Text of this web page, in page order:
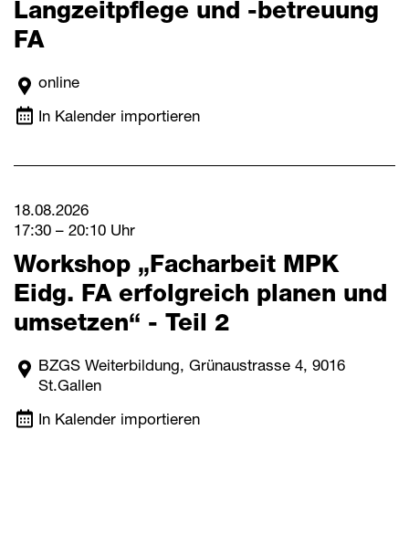
Langzeitpflege und -betreuung
FA
online
In Kalender importieren
18.08.2026
17:30 – 20:10 Uhr
Workshop „Facharbeit MPK
Eidg. FA erfolgreich planen und
umsetzen“ - Teil 2
BZGS Weiterbildung, Grünaustrasse 4, 9016
St.Gallen
In Kalender importieren